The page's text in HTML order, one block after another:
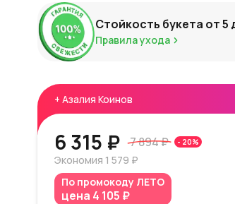
Стойкость букета от5
Правила ухода
+ Азалия Коинов
6 315 ₽ 7 894 ₽ - 20%
Экономия 1 579 ₽
По промокоду ЛЕТО
цена 4 105 ₽